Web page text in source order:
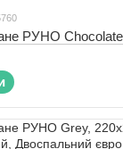
РУНО